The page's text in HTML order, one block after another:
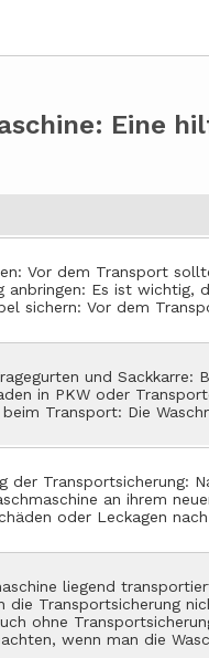
Eine
Vor dem Transport
anbringen: Es ist wichtig,
sichern: Vor dem
und Sackkarre:
in PKW oder
beim Transport: Die
der Transportsicherung:
an ihrem
oder Leckagen
liegend
die Transportsicherung
ohne
wenn man die